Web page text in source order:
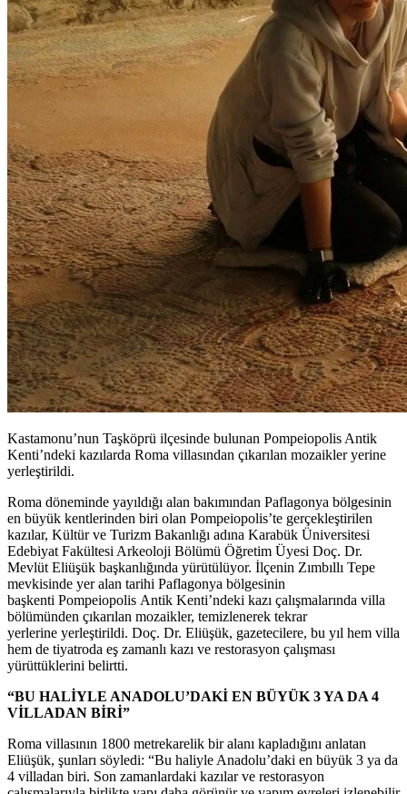
Kastamonu’nun Taşköprü ilçesinde bulunan Pompeiopolis Antik
Kenti’ndeki kazılarda Roma villasından çıkarılan mozaikler yerine
yerleştirildi.
Roma döneminde yayıldığı alan bakımından Paflagonya bölgesinin
en büyük kentlerinden biri olan Pompeiopolis’te gerçekleştirilen
kazılar, Kültür ve Turizm Bakanlığı adına Karabük Üniversitesi
Edebiyat Fakültesi Arkeoloji Bölümü Öğretim Üyesi Doç. Dr.
Mevlüt Eliüşük başkanlığında yürütülüyor. İlçenin Zımbıllı Tepe
mevkisinde yer alan tarihi Paflagonya bölgesinin
başkenti Pompeiopolis Antik Kenti’ndeki kazı çalışmalarında villa
bölümünden çıkarılan mozaikler, temizlenerek tekrar
yerlerine yerleştirildi. Doç. Dr. Eliüşük, gazetecilere, bu yıl hem villa
hem de tiyatroda eş zamanlı kazı ve restorasyon çalışması
yürüttüklerini belirtti.
“BU HALİYLE ANADOLU’DAKİ EN BÜYÜK 3 YA DA 4
VİLLADAN BİRİ”
Roma villasının 1800 metrekarelik bir alanı kapladığını anlatan
Eliüşük, şunları söyledi: “Bu haliyle Anadolu’daki en büyük 3 ya da
4 villadan biri. Son zamanlardaki kazılar ve restorasyon